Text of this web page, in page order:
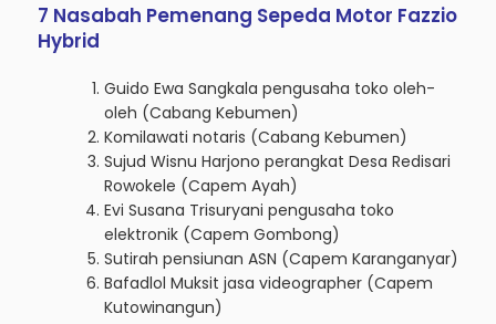
7 Nasabah Pemenang Sepeda Motor Fazzio
Hybrid
Guido Ewa Sangkala pengusaha toko oleh-
oleh (Cabang Kebumen)
Komilawati notaris (Cabang Kebumen)
Sujud Wisnu Harjono perangkat Desa Redisari
Rowokele (Capem Ayah)
Evi Susana Trisuryani pengusaha toko
elektronik (Capem Gombong)
Sutirah pensiunan ASN (Capem Karanganyar)
Bafadlol Muksit jasa videographer (Capem
Kutowinangun)